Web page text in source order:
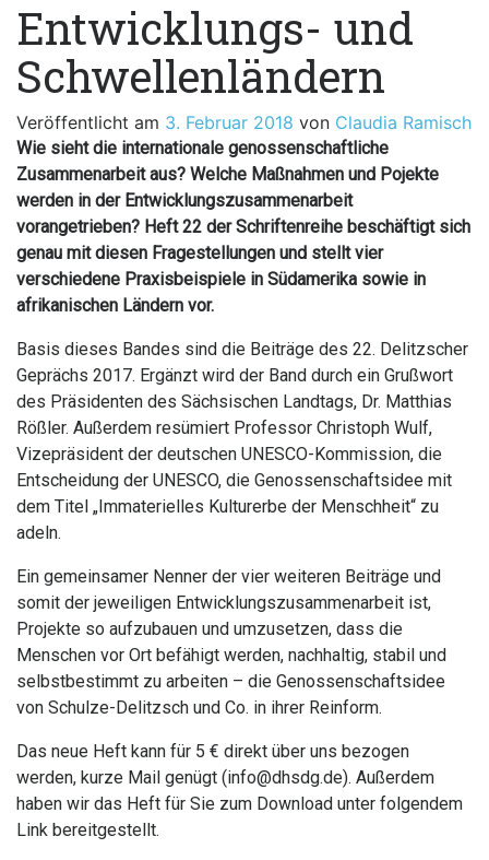
Entwicklungs- und
Schwellenländern
Veröffentlicht am 3. Februar 2018 von Claudia Ramisch
Wie sieht die internationale genossenschaftliche
Zusammenarbeit aus? Welche Maßnahmen und Pojekte
werden in der Entwicklungszusammenarbeit
vorangetrieben? Heft 22 der Schriftenreihe beschäftigt sich
genau mit diesen Fragestellungen und stellt vier
verschiedene Praxisbeispiele in Südamerika sowie in
afrikanischen Ländern vor.
Basis dieses Bandes sind die Beiträge des 22. Delitzscher
Geprächs 2017. Ergänzt wird der Band durch ein Grußwort
des Präsidenten des Sächsischen Landtags, Dr. Matthias
Rößler. Außerdem resümiert Professor Christoph Wulf,
Vizepräsident der deutschen UNESCO-Kommission, die
Entscheidung der UNESCO, die Genossenschaftsidee mit
dem Titel „Immaterielles Kulturerbe der Menschheit“ zu
adeln.
Ein gemeinsamer Nenner der vier weiteren Beiträge und
somit der jeweiligen Entwicklungszusammenarbeit ist,
Projekte so aufzubauen und umzusetzen, dass die
Menschen vor Ort befähigt werden, nachhaltig, stabil und
selbstbestimmt zu arbeiten – die Genossenschaftsidee
von Schulze-Delitzsch und Co. in ihrer Reinform.
Das neue Heft kann für 5 € direkt über uns bezogen
werden, kurze Mail genügt (info@dhsdg.de). Außerdem
haben wir das Heft für Sie zum Download unter folgendem
Link bereitgestellt.